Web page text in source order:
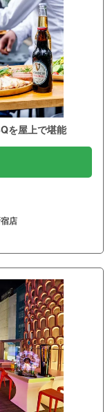
を屋上で堪能
店